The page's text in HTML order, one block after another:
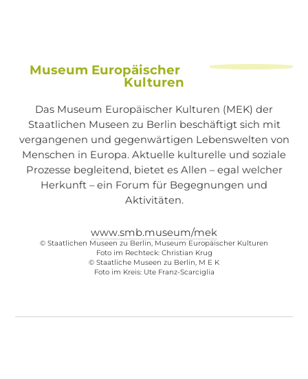
Museum Europäischer
Kulturen
Das Museum Europäischer Kulturen (MEK) der
Staatlichen Museen zu Berlin beschäftigt sich mit
vergangenen und gegenwärtigen Lebenswelten von
Menschen in Europa. Aktuelle kulturelle und soziale
Prozesse begleitend, bietet es Allen – egal welcher
Herkunft – ein Forum für Begegnungen und
Aktivitäten.
www.smb.museum/mek
© Staatlichen Museen zu Berlin, Museum Europäischer Kulturen
Foto im Rechteck: Christian Krug
© Staatliche Museen zu Berlin, M E K
Foto im Kreis: Ute Franz-Scarciglia